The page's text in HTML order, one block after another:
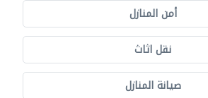
أمن المنازل
نقل اثاث
صيانة المنازل